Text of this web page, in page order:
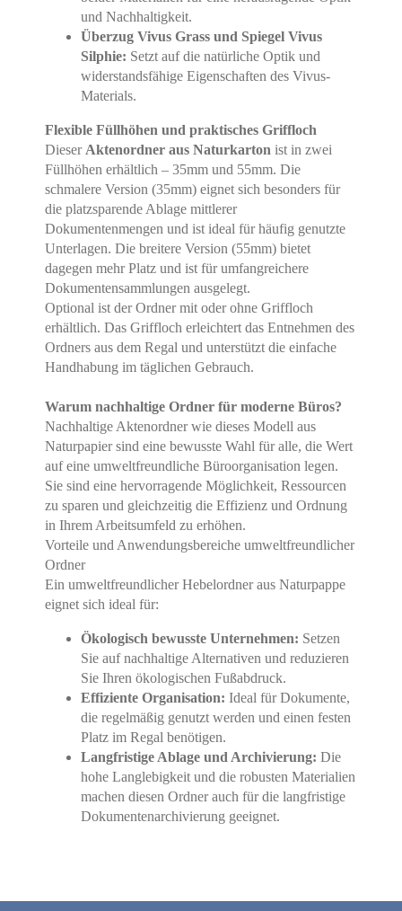
und Nachhaltigkeit.
Überzug Vivus Grass und Spiegel Vivus
Silphie: Setzt auf die natürliche Optik und
widerstandsfähige Eigenschaften des Vivus-
Materials.
Flexible Füllhöhen und praktisches Griffloch
Dieser Aktenordner aus Naturkarton ist in zwei
Füllhöhen erhältlich – 35mm und 55mm. Die
schmalere Version (35mm) eignet sich besonders für
die platzsparende Ablage mittlerer
Dokumentenmengen und ist ideal für häufig genutzte
Unterlagen. Die breitere Version (55mm) bietet
dagegen mehr Platz und ist für umfangreichere
Dokumentensammlungen ausgelegt.
Optional ist der Ordner mit oder ohne Griffloch
erhältlich. Das Griffloch erleichtert das Entnehmen des
Ordners aus dem Regal und unterstützt die einfache
Handhabung im täglichen Gebrauch.
Warum nachhaltige Ordner für moderne Büros?
Nachhaltige Aktenordner wie dieses Modell aus
Naturpapier sind eine bewusste Wahl für alle, die Wert
auf eine umweltfreundliche Büroorganisation legen.
Sie sind eine hervorragende Möglichkeit, Ressourcen
zu sparen und gleichzeitig die Effizienz und Ordnung
in Ihrem Arbeitsumfeld zu erhöhen.
Vorteile und Anwendungsbereiche umweltfreundlicher
Ordner
Ein umweltfreundlicher Hebelordner aus Naturpappe
eignet sich ideal für:
Ökologisch bewusste Unternehmen: Setzen
Sie auf nachhaltige Alternativen und reduzieren
Sie Ihren ökologischen Fußabdruck.
Effiziente Organisation: Ideal für Dokumente,
die regelmäßig genutzt werden und einen festen
Platz im Regal benötigen.
Langfristige Ablage und Archivierung: Die
hohe Langlebigkeit und die robusten Materialien
machen diesen Ordner auch für die langfristige
Dokumentenarchivierung geeignet.